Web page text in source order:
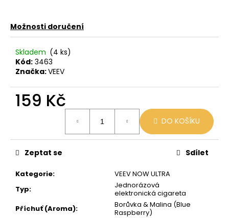
Možnosti doručení
Skladem (4 ks)
Kód: 3463
Značka:VEEV
159 Kč
DO KOŠÍKU
Kategorie:
VEEV NOW ULTRA
Typ:
Jednorázová
elektronická cigareta
Příchuť (Aroma):
Borůvka & Malina (Blue
Raspberry)
Zeptat se Sdílet
u
č
u
e
e
CUBA
LIBRE
Kč
Původně:
99